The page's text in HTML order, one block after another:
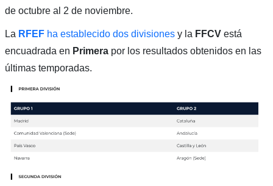
de octubre al 2 de noviembre.
La RFEFha establecido dos divisiones y la FFCVestá
encuadrada en Primerapor los resultados obtenidos en las
últimas temporadas.